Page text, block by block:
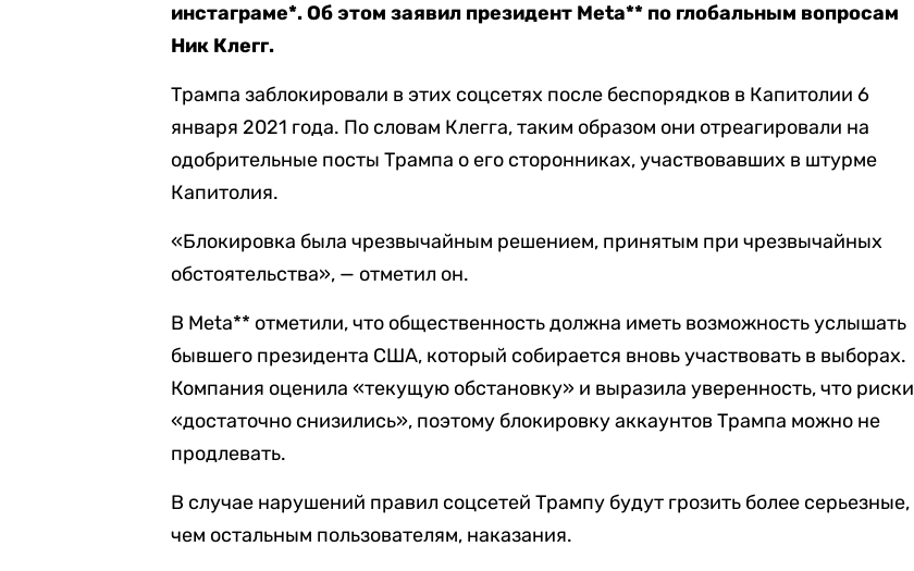
инстаграме*. Об этом заявил президент Meta** по глобальным вопросам
Ник Клегг.
Трампа заблокировали в этих соцсетях после беспорядков в Капитолии 6
января 2021 года. По словам Клегга, таким образом они отреагировали на
одобрительные посты Трампа о его сторонниках, участвовавших в штурме
Капитолия.
«Блокировка была чрезвычайным решением, принятым при чрезвычайных
обстоятельства», — отметил он.
В Meta** отметили, что общественность должна иметь возможность услышать
бывшего президента США, который собирается вновь участвовать в выборах.
Компания оценила «текущую обстановку» и выразила уверенность, что риски
«достаточно снизились», поэтому блокировку аккаунтов Трампа можно не
продлевать.
В случае нарушений правил соцсетей Трампу будут грозить более серьезные,
чем остальным пользователям, наказания.